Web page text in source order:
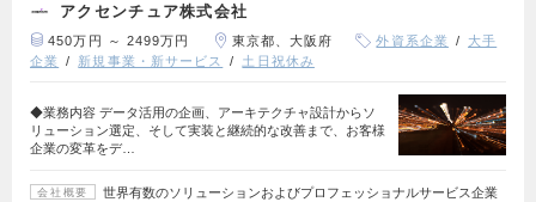
アクセンチュア株式会社
450万円 ～ 2499万円 東京都、大阪府 外資系企業
大手
企業
新規事業・新サービス 土日祝休み
◆業務内容 データ活用の企画、アーキテクチャ設計からソ
リューション選定、そして実装と継続的な改善まで、お客様
企業の変革をデ…
会社概要
世界有数のソリューションおよびプロフェッショナルサービス企業